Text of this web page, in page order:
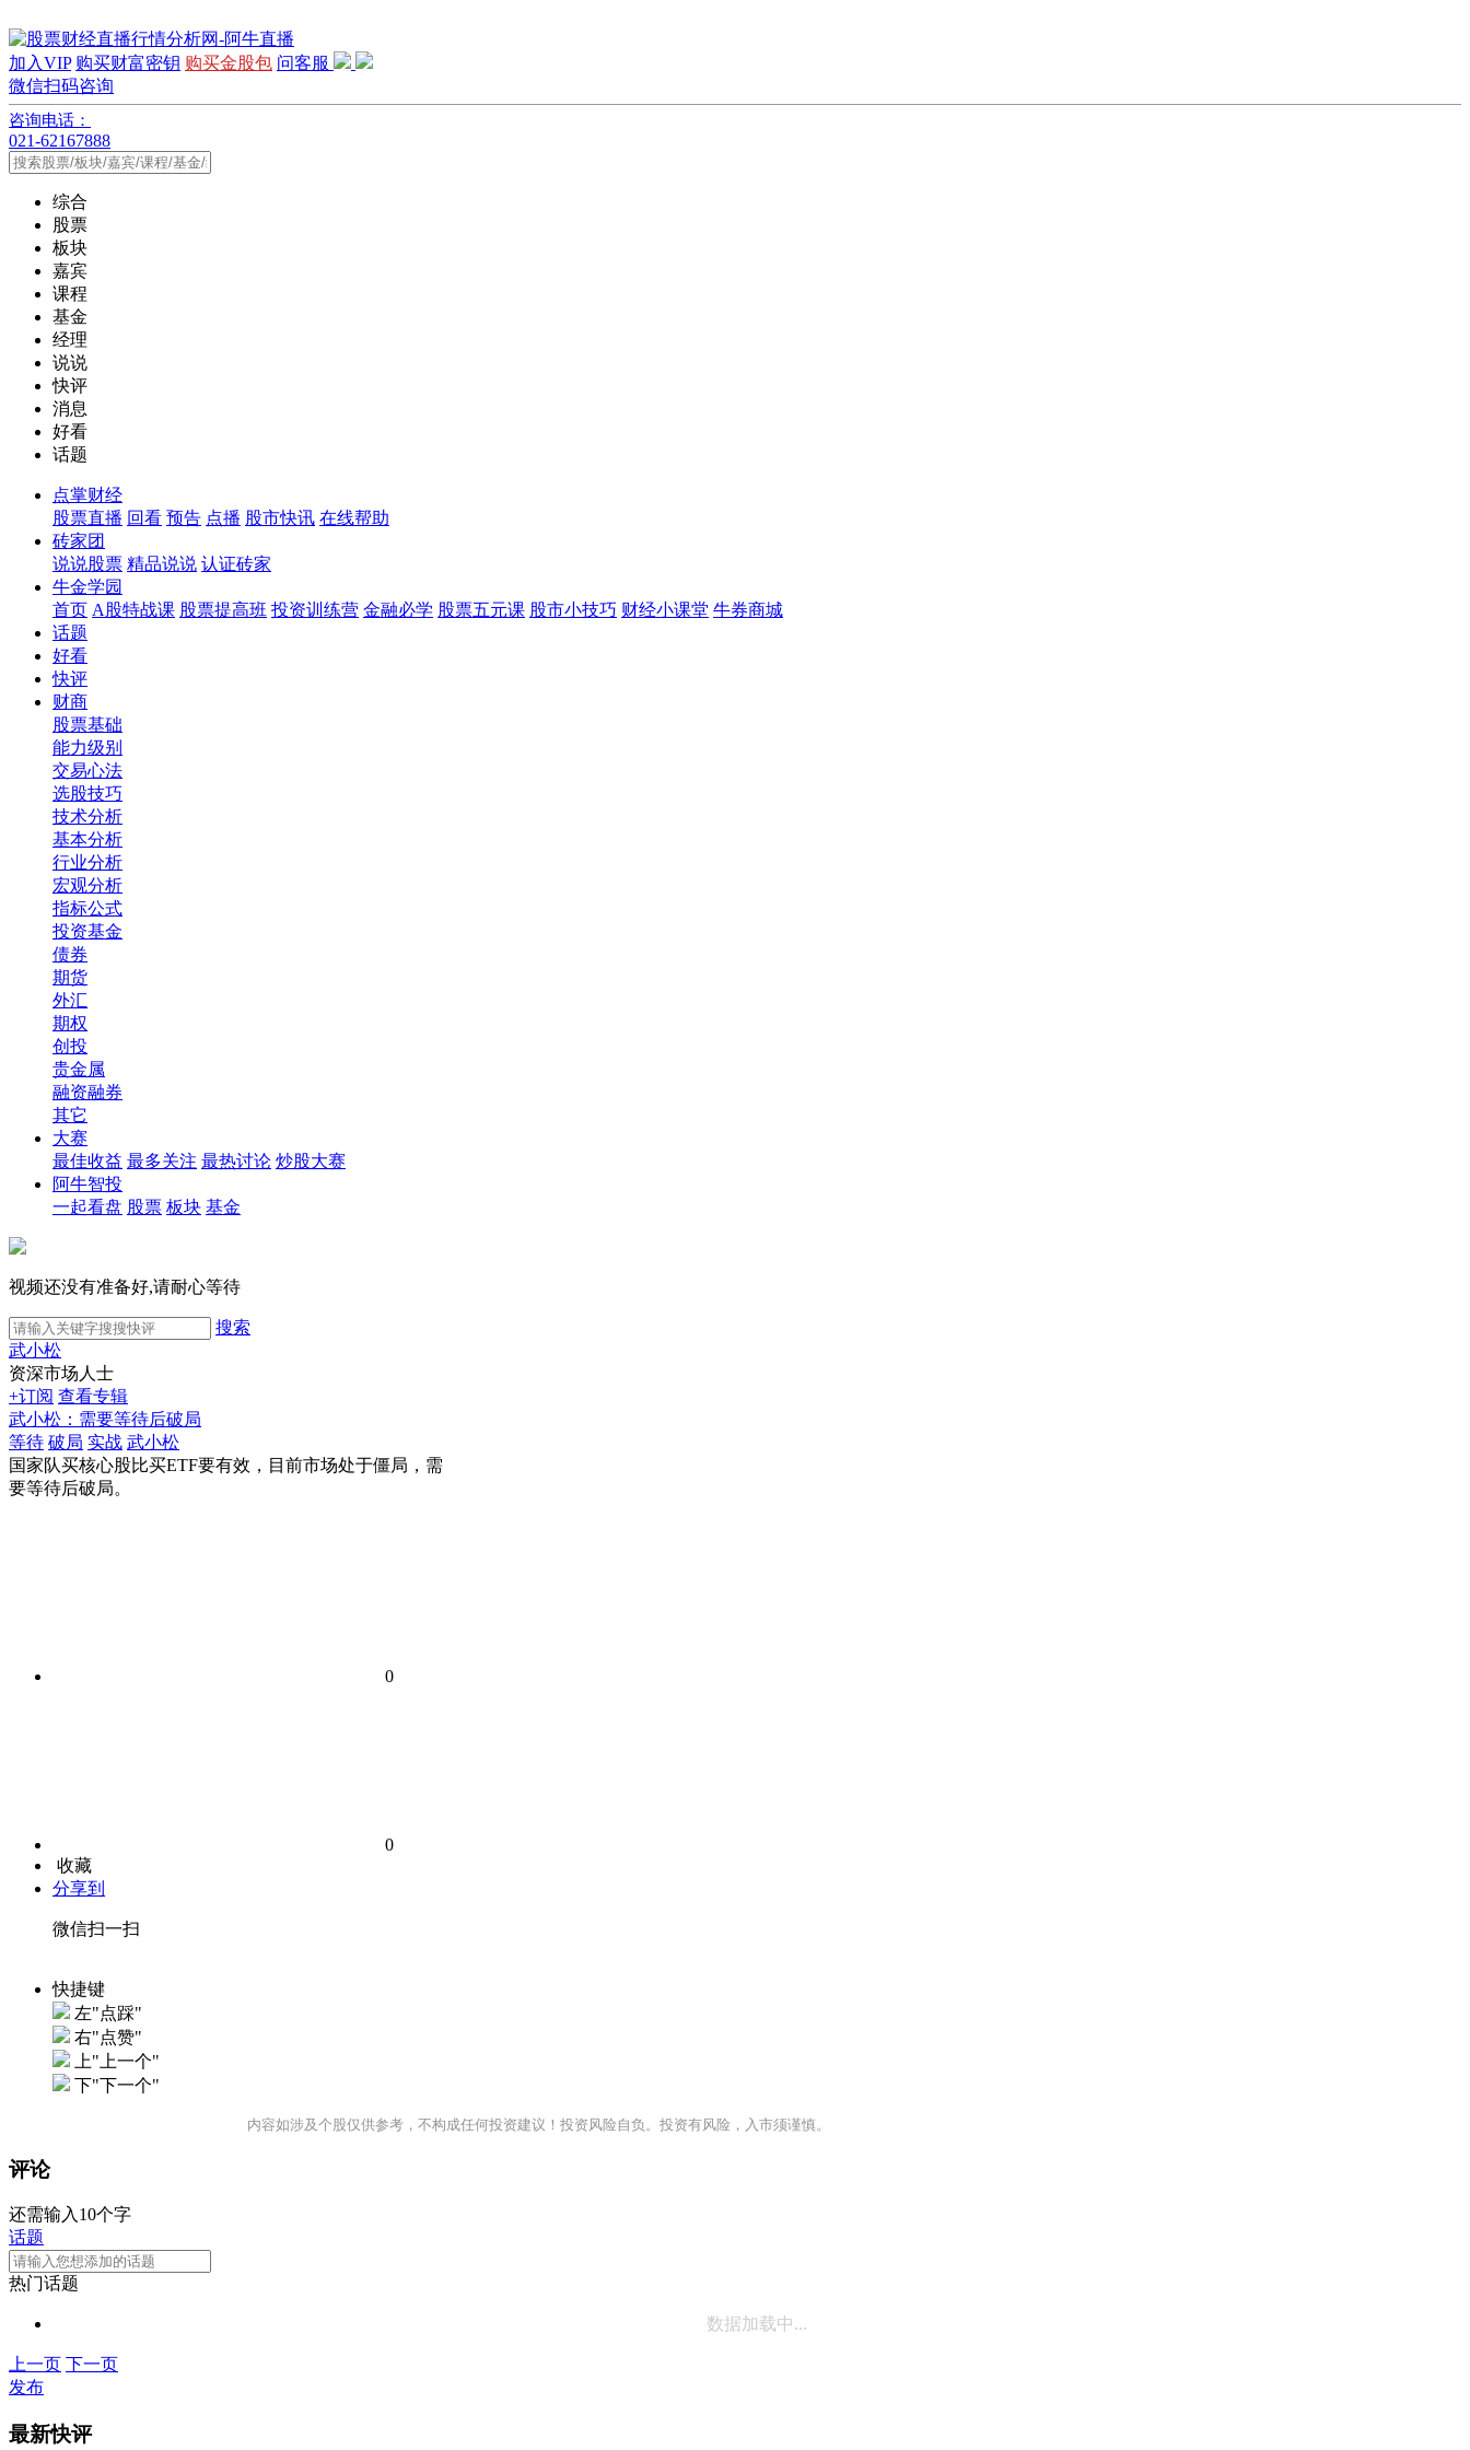
加入VIP 购买财富密钥 购买金股包 问客服
微信扫码咨询
咨询电话：
021-62167888
综合
股票
板块
嘉宾
课程
基金
经理
说说
快评
消息
好看
话题
点掌财经
股票直播 回看 预告 点播 股市快讯 在线帮助
砖家团
说说股票 精品说说 认证砖家
牛金学园
首页 A股特战课 股票提高班 投资训练营 金融必学 股票五元课 股市小技巧 财经小课堂 牛券商城
话题
好看
快评
财商
股票基础
能力级别
交易心法
选股技巧
技术分析
基本分析
行业分析
宏观分析
指标公式
投资基金
债券
期货
外汇
期权
创投
贵金属
融资融券
其它
大赛
最佳收益 最多关注 最热讨论 炒股大赛
阿牛智投
一起看盘 股票 板块 基金
视频还没有准备好,请耐心等待
搜索
武小松
资深市场人士
+订阅 查看专辑
武小松：需要等待后破局
等待 破局 实战 武小松
国家队买核心股比买ETF要有效，目前市场处于僵局，需
要等待后破局。
0
0
收藏
分享到
微信扫一扫
快捷键
左"点踩"
右"点赞"
上"上一个"
下"下一个"
内容如涉及个股仅供参考，不构成任何投资建议！投资风险自负。投资有风险，入市须谨慎。
评论
还需输入10个字
话题
热门话题
数据加载中...
上一页 下一页
发布
最新快评